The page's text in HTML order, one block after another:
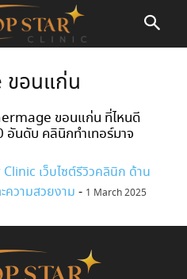
ขอนแก่น
ขอนแก่น ที่ไหนดี
อันดับ คลินิกทำเทอร์มาจ
เว็บไซต์รีวิวคลินิก ด้าน
ความสวยงาม - 1 March 2025